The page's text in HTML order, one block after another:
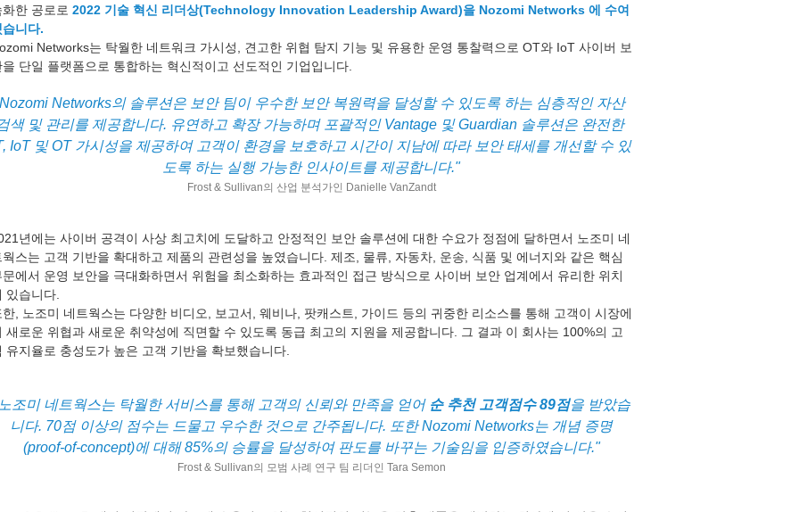
화한 공로로 2022 기술 혁신 리더상(Technology Innovation Leadership Award)을 Nozomi Networks 에 수여
습니다.
Networks는 탁월한 네트워크 가시성, 견고한 위협 탐지 기능 및 유용한 운영 통찰력으로 OT와 IoT 사이버 보
을 단일 플랫폼으로 통합하는 혁신적이고 선도적인 기업입니다.
Networks의 솔루션은 보안 팀이 우수한 보안 복원력을 달성할 수 있도록 하는 심층적인 자산
색 및 관리를 제공합니다. 유연하고 확장 가능하며 포괄적인 Vantage 및 Guardian 솔루션은 완전한
IoT 및 OT 가시성을 제공하여 고객이 환경을 보호하고 시간이 지남에 따라 보안 태세를 개선할 수 있
도록 하는 실행 가능한 인사이트를 제공합니다."
Frost & Sullivan의 산업 분석가인 Danielle VanZandt
년에는 사이버 공격이 사상 최고치에 도달하고 안정적인 보안 솔루션에 대한 수요가 정점에 달하면서 노조미 네
웍스는 고객 기반을 확대하고 제품의 관련성을 높였습니다. 제조, 물류, 자동차, 운송, 식품 및 에너지와 같은 핵심
문에서 운영 보안을 극대화하면서 위험을 최소화하는 효과적인 접근 방식으로 사이버 보안 업계에서 유리한 위치
있습니다.
한, 노조미 네트웍스는 다양한 비디오, 보고서, 웨비나, 팟캐스트, 가이드 등의 귀중한 리소스를 통해 고객이 시장에
새로운 위협과 새로운 취약성에 직면할 수 있도록 동급 최고의 지원을 제공합니다. 그 결과 이 회사는 100%의 고
유지율로 충성도가 높은 고객 기반을 확보했습니다.
조미 네트웍스는 탁월한 서비스를 통해 고객의 신뢰와 만족을 얻어 순 추천 고객점수 89점을 받았습
니다. 70점 이상의 점수는 드물고 우수한 것으로 간주됩니다. 또한 Nozomi Networks는 개념 증명
(proof-of-concept)에 대해 85%의 승률을 달성하여 판도를 바꾸는 기술임을 입증하였습니다."
Frost & Sullivan의 모범 사례 연구 팀 리더인 Tara Semon